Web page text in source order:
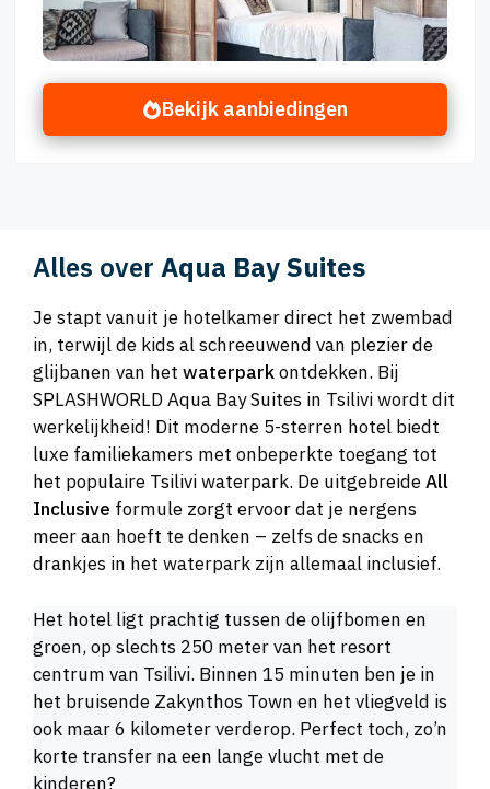
Bekijk aanbiedingen
Alles over Aqua Bay Suites
Je stapt vanuit je hotelkamer direct het zwembad
in, terwijl de kids al schreeuwend van plezier de
glijbanen van het waterparkontdekken. Bij
SPLASHWORLD Aqua Bay Suites in Tsilivi wordt dit
werkelijkheid! Dit moderne 5-sterren hotel biedt
luxe familiekamers met onbeperkte toegang tot
het populaire Tsilivi waterpark. De uitgebreideAll
Inclusive formule zorgt ervoor dat je nergens
meer aan hoeft te denken – zelfs de snacks en
drankjes in het waterpark zijn allemaal inclusief.
Het hotel ligt prachtig tussen de olijfbomen en
groen, op slechts 250 meter van het resort
centrum van Tsilivi. Binnen 15 minuten ben je in
het bruisende Zakynthos Town en het vliegveld is
ook maar 6 kilometer verderop. Perfect toch, zo’n
korte transfer na een lange vlucht met de
kinderen?